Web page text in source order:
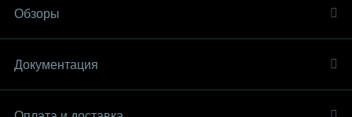
Обзоры
Документация